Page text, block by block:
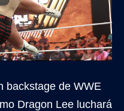
backstage de WWE
Dragon Lee luchará